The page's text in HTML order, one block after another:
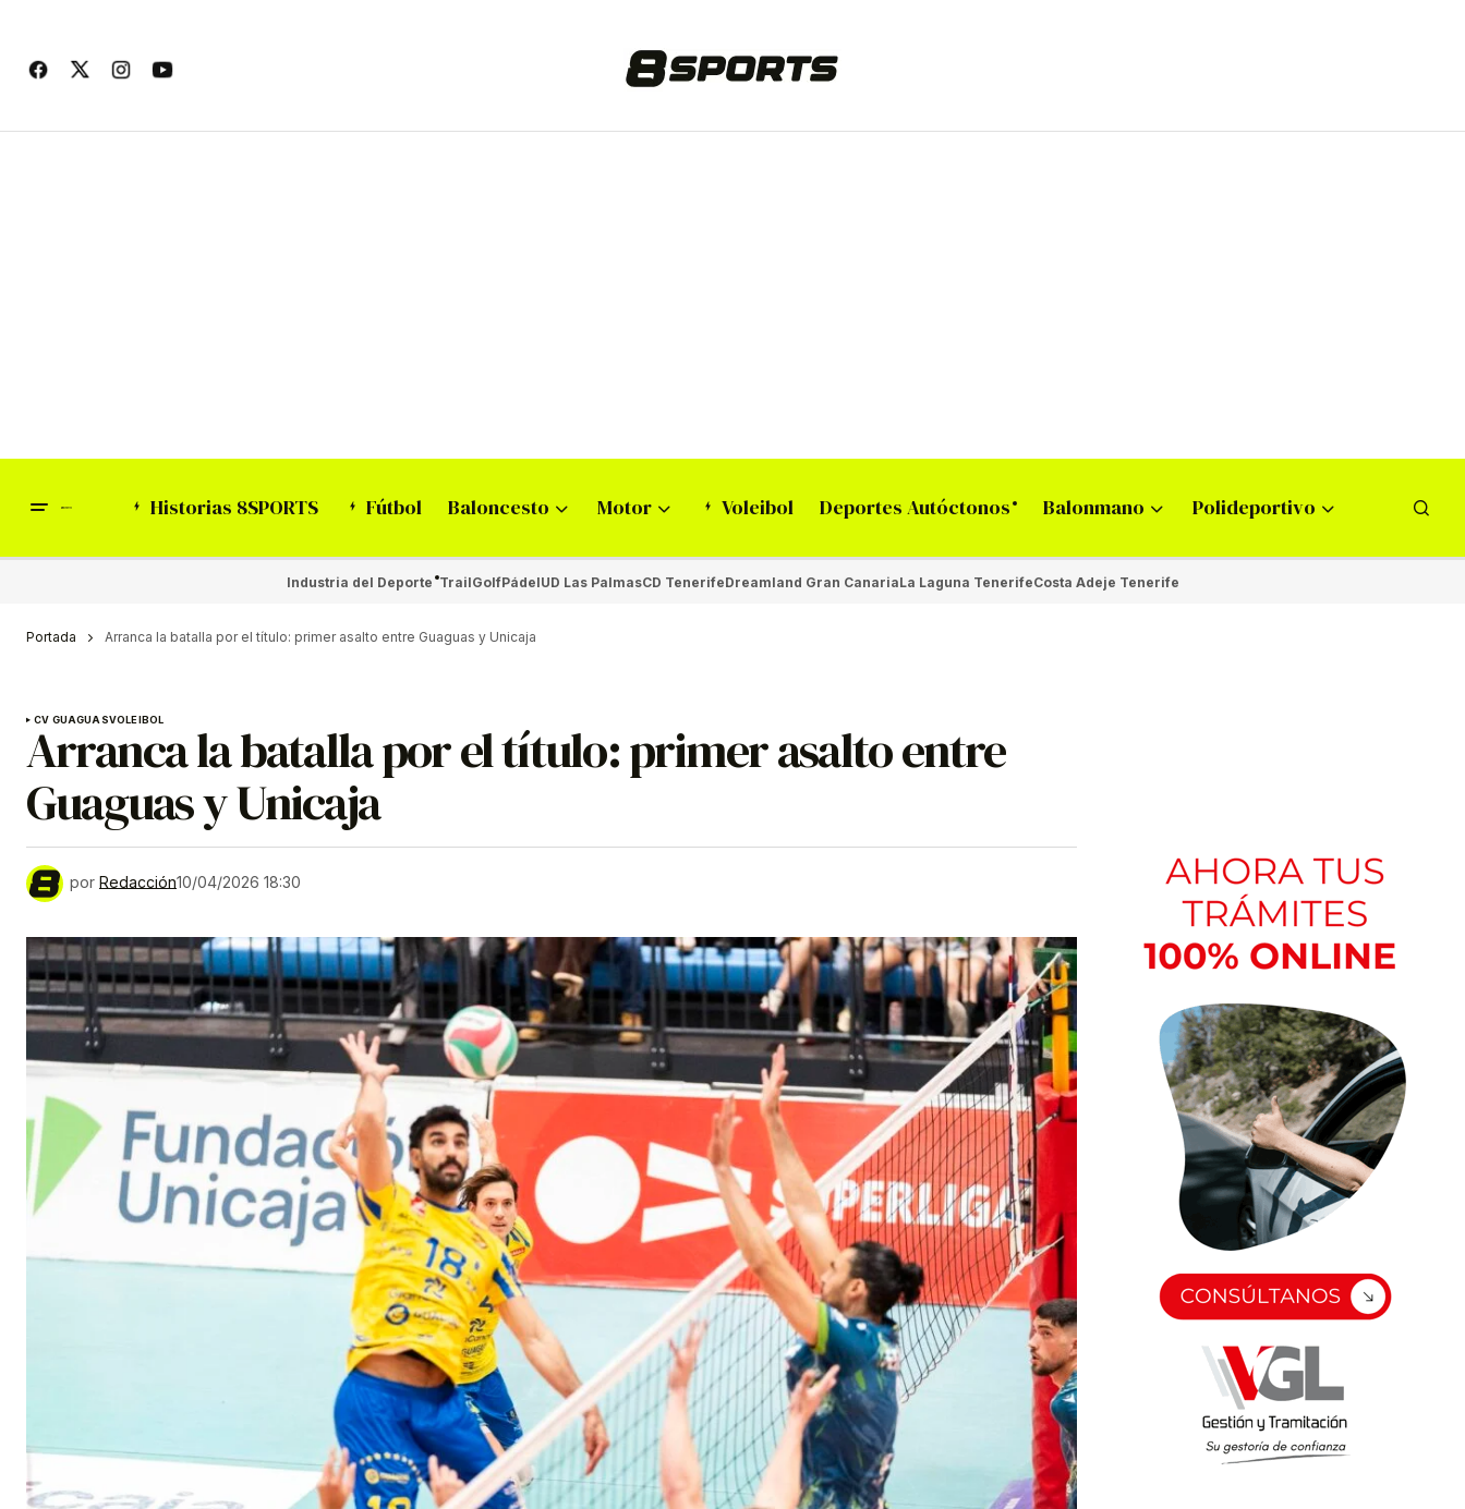
Historias 8SPORTS Fútbol Baloncesto Motor Voleibol Deportes Autóctonos Balonmano Polideportivo
Industria del Deporte TrailGolfPádelUD Las PalmasCD TenerifeDreamland Gran CanariaLa Laguna TenerifeCosta Adeje Tenerife
Portada Arranca la batalla por el título: primer asalto entre Guaguas y Unicaja
CV GUAGUASVOLEIBOL
Arranca la batalla por el título: primer asalto entre
Guaguas y Unicaja
por Redacción10/04/2026 18:30